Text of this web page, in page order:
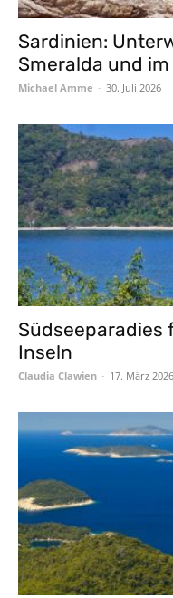
Sardinien:
Smeralda und
Michael Amme - 30. Juli 2026
Südseeparadies
Inseln
Claudia Clawien - 17. März 2026